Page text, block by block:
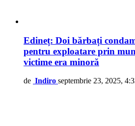
Edineț: Doi bărbați
pentru exploatare prin
victime era minoră
de Indiro septembrie 23, 2025,